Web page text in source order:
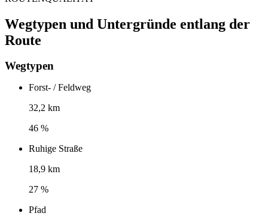
Wegtypen und Untergründe entlang der
Route
Wegtypen
Forst- / Feldweg
32,2 km
46 %
Ruhige Straße
18,9 km
27 %
Pfad